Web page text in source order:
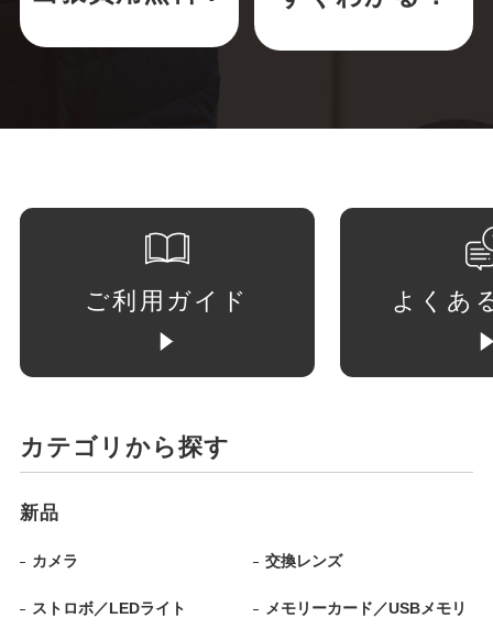
ご利用ガイド よくあ
カテゴリから探す
新品
カメラ 交換レンズ
ストロボ／LEDライト メモリーカード／USBメモリ